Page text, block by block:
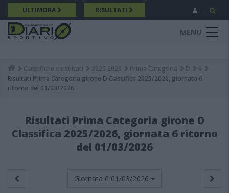
Salta
al
contenuto
principale
ULTIMORA RISULTATI
MENU
Breadcrumb
Classifiche e risultati 2025 2026 Prima Categoria D
6
Risultati Prima Categoria girone D Classifica 2025/2026, giornata 6
ritorno del 01/03/2026
Risultati Prima Categoria girone D
Classifica 2025/2026, giornata 6 ritorno
del 01/03/2026
Giornata 6 01/03/2026